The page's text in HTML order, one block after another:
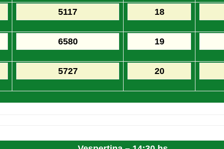
5117 18
6580 19
5727 20